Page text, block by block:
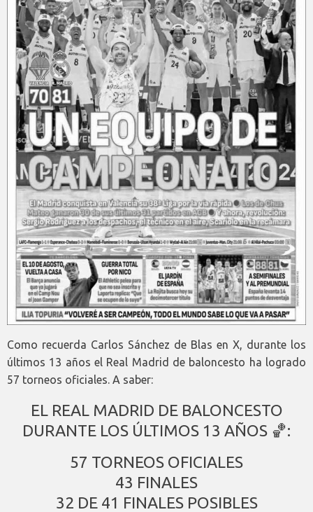
Como recuerda Carlos Sánchez de Blas en X, durante los
últimos 13 años el Real Madrid de baloncesto ha logrado
57 torneos oficiales. A saber:
EL REAL MADRID DE BALONCESTO
DURANTE LOS ÚLTIMOS 13 AÑOS 🏀:
57 TORNEOS OFICIALES
43 FINALES
32 DE 41 FINALES POSIBLES